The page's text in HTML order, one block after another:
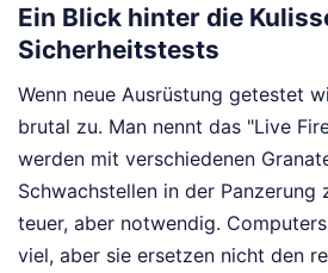
Ein Blick hinter die
Sicherheitstests
Wenn neue Ausrüstung getestet
brutal zu. Man nennt das "Live
werden mit verschiedenen
Schwachstellen in der Panzerung
teuer, aber notwendig.
viel, aber sie ersetzen nicht den